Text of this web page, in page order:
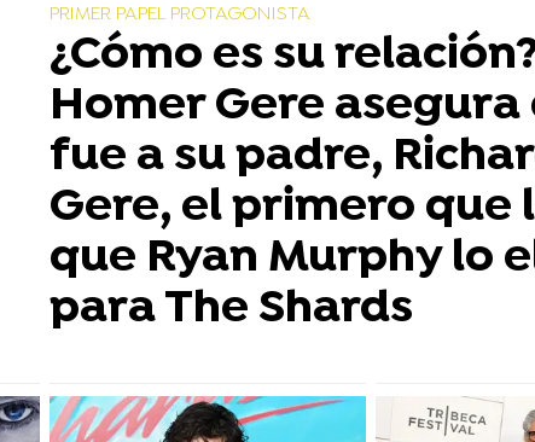
PRIMER PAPEL PROTAGONISTA
¿Cómo es su
Homer Gere asegura
fue a su padre,
Gere, el primero que
que Ryan Murphy lo
para The Shards